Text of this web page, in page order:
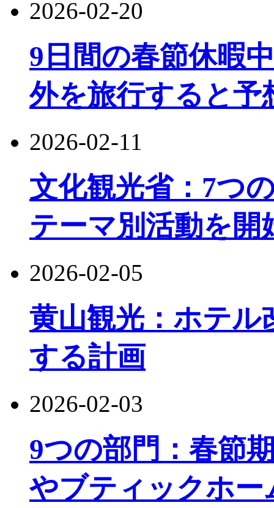
2026-02-20
9日間の春節休暇
外を旅行すると予
2026-02-11
文化観光省：7つ
テーマ別活動を開
2026-02-05
黄山観光：ホテル
する計画
2026-02-03
9つの部門：春節
やブティックホ